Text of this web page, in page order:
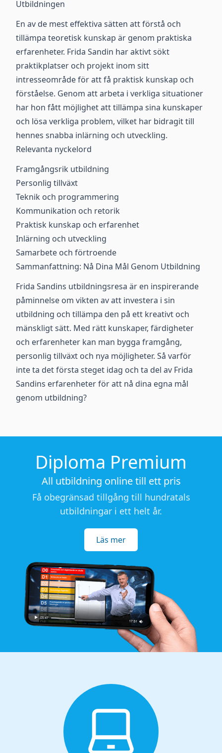
Utbildningen
En av de mest effektiva sätten att förstå och
tillämpa teoretisk kunskap är genom praktiska
erfarenheter. Frida Sandin har aktivt sökt
praktikplatser och projekt inom sitt
intresseområde för att få praktisk kunskap och
förståelse. Genom att arbeta i verkliga situationer
har hon fått möjlighet att tillämpa sina kunskaper
och lösa verkliga problem, vilket har bidragit till
hennes snabba inlärning och utveckling.
Relevanta nyckelord
Framgångsrik utbildning
Personlig tillväxt
Teknik och programmering
Kommunikation och retorik
Praktisk kunskap och erfarenhet
Inlärning och utveckling
Samarbete och förtroende
Sammanfattning: Nå Dina Mål Genom Utbildning
Frida Sandins utbildningsresa är en inspirerande
påminnelse om vikten av att investera i sin
utbildning och tillämpa den på ett kreativt och
mänskligt sätt. Med rätt kunskaper, färdigheter
och erfarenheter kan man bygga framgång,
personlig tillväxt och nya möjligheter. Så varför
inte ta det första steget idag och ta del av Frida
Sandins erfarenheter för att nå dina egna mål
genom utbildning?
Diploma Premium
All utbildning online till ett pris
Få obegränsad tillgång till hundratals
utbildningar i ett helt år.
Läs mer